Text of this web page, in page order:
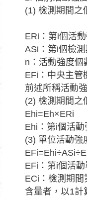
(1) 檢測期間之
ERi：第i個活
ASi：第i個檢
n：活動強度個
EFi：中央主管
前述所稱活動
(2) 檢測期間之
Ehi=Eh×ERi
Ehi：第i個活
(3) 單位活動強
EFi：第i個活
ECi：檢測期
含量者，以1計